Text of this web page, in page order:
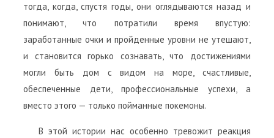
тогда, когда, спустя годы, они оглядываются назад и
понимают, что потратили время впустую:
заработанные очки и пройденные уровни не утешают,
и становится горько сознавать, что достижениями
могли быть дом с видом на море, счастливые,
обеспеченные дети, профессиональные успехи, а
вместо этого — только пойманные покемоны.
В этой истории нас особенно тревожит реакция